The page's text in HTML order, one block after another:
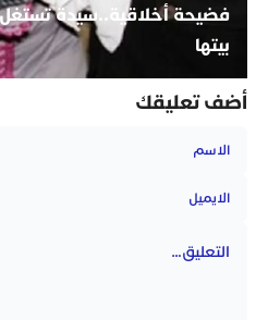
فضيحة أخلاقية..سيدة
بيتها
أضف تعليقك